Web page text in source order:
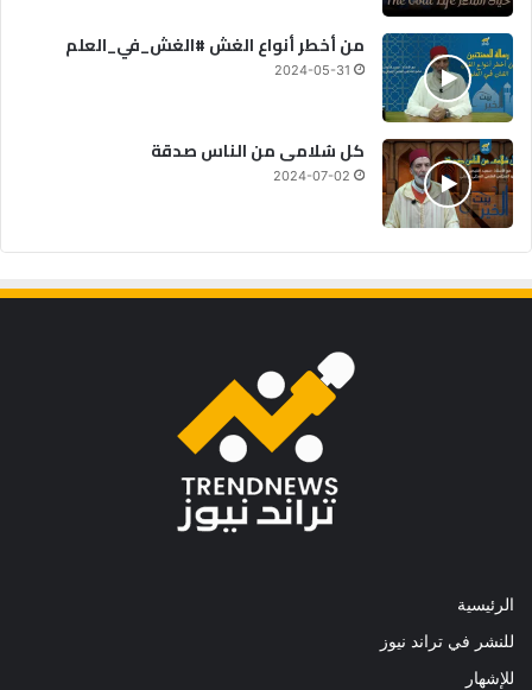
من أخطر أنواع الغش #الغش_في_العلم
2024-05-31
كل سُلامى من الناس صدقة
2024-07-02
الرئيسية
للنشر في تراند نيوز
للإشهار